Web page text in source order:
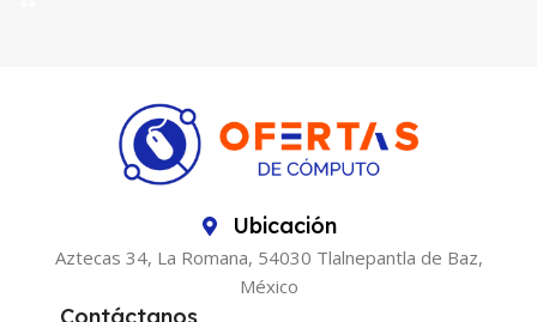
Ubicación
Aztecas 34, La Romana, 54030 Tlalnepantla de Baz,
México